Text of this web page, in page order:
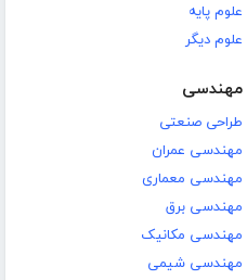
علوم پایه
علوم دیگر
مهندسی
طراحی صنعتی
مهندسی عمران
مهندسی معماری
مهندسی برق
مهندسی مکانیک
مهندسی شیمی